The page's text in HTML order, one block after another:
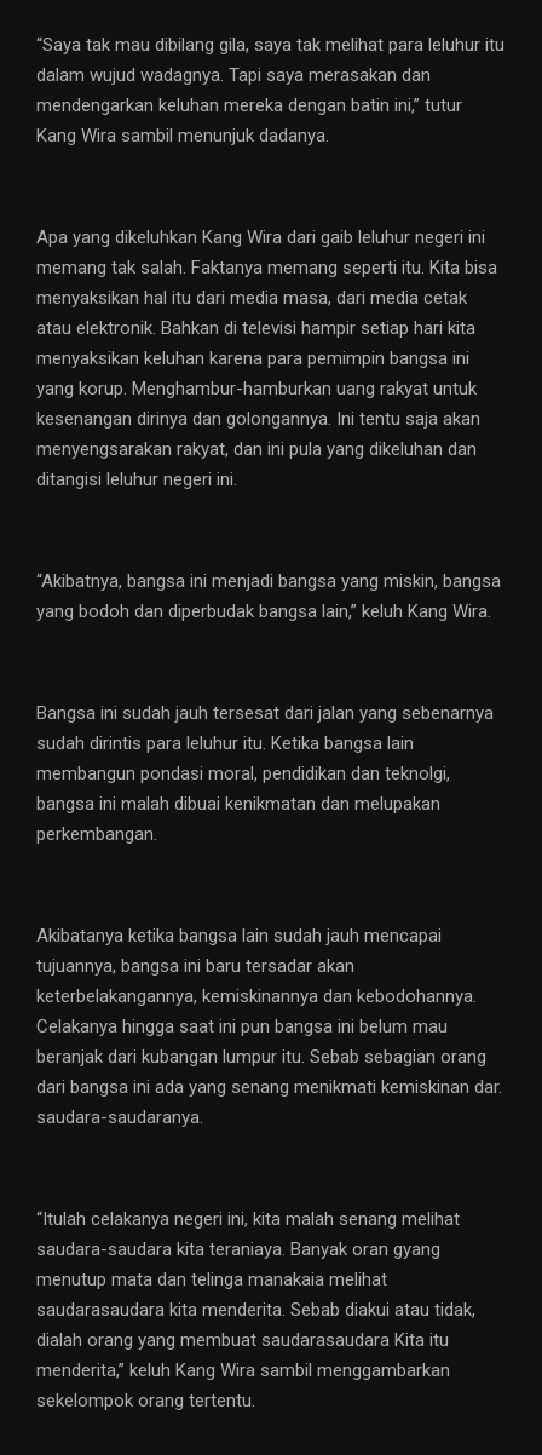
“Saya tak mau dibilang gila, saya tak melihat para leluhur itu
dalam wujud wadagnya. Tapi saya merasakan dan
mendengarkan keluhan mereka dengan batin ini,” tutur
Kang Wira sambil menunjuk dadanya.
Apa yang dikeluhkan Kang Wira dari gaib leluhur negeri ini
memang tak salah. Faktanya memang seperti itu. Kita bisa
menyaksikan hal itu dari media masa, dari media cetak
atau elektronik. Bahkan di televisi hampir setiap hari kita
menyaksikan keluhan karena para pemimpin bangsa ini
yang korup. Menghambur-hamburkan uang rakyat untuk
kesenangan dirinya dan golongannya. Ini tentu saja akan
menyengsarakan rakyat, dan ini pula yang dikeluhan dan
ditangisi leluhur negeri ini.
“Akibatnya, bangsa ini menjadi bangsa yang miskin, bangsa
yang bodoh dan diperbudak bangsa lain,” keluh Kang Wira.
Bangsa ini sudah jauh tersesat dari jalan yang sebenarnya
sudah dirintis para leluhur itu. Ketika bangsa lain
membangun pondasi moral, pendidikan dan teknolgi,
bangsa ini malah dibuai kenikmatan dan melupakan
perkembangan.
Akibatanya ketika bangsa lain sudah jauh mencapai
tujuannya, bangsa ini baru tersadar akan
keterbelakangannya, kemiskinannya dan kebodohannya.
Celakanya hingga saat ini pun bangsa ini belum mau
beranjak dari kubangan lumpur itu. Sebab sebagian orang
dari bangsa ini ada yang senang menikmati kemiskinan dar.
saudara-saudaranya.
“Itulah celakanya negeri ini, kita malah senang melihat
saudara-saudara kita teraniaya. Banyak oran gyang
menutup mata dan telinga manakaia melihat
saudarasaudara kita menderita. Sebab diakui atau tidak,
dialah orang yang membuat saudarasaudara Kita itu
menderita,” keluh Kang Wira sambil menggambarkan
sekelompok orang tertentu.